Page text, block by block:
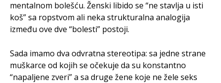
mentalnom bolešću. Ženski libido se “ne stavlja u isti
koš” sa ropstvom ali neka strukturalna analogija
između ove dve “bolesti” postoji.
Sada imamo dva odvratna stereotipa: sa jedne strane
muškarce od kojih se očekuje da su konstantno
“napaljene zveri” a sa druge žene koje ne žele seks